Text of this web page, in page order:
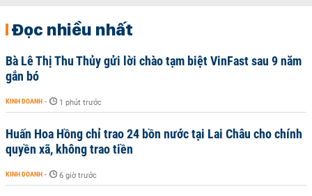
Đọc nhiều nhất
Bà Lê Thị Thu Thủy gửi lời chào tạm biệt VinFast sau 9 năm
gắn bó
KINH DOANH - 1 phút trước
Huấn Hoa Hồng chỉ trao 24 bồn nước tại Lai Châu cho chính
quyền xã, không trao tiền
KINH DOANH - 6 giờ trước